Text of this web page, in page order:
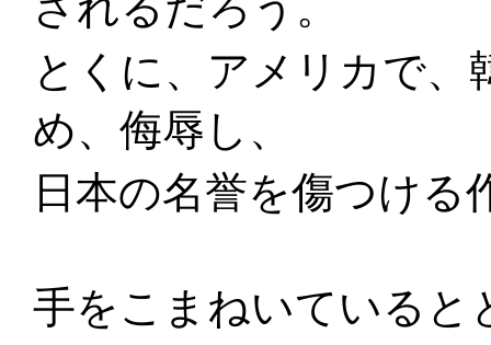
とくに、アメリカで、
め、侮辱し、
日本の名誉を傷つける
手をこまねいていると